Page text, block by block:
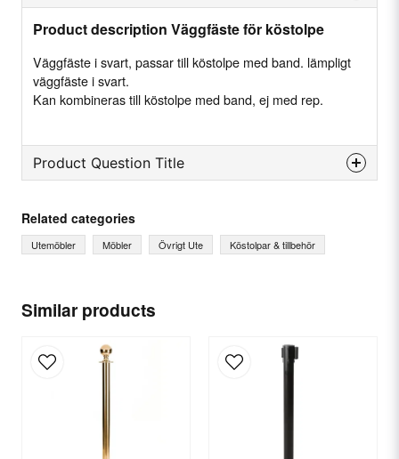
Similar products
Product description Väggfäste för köstolpe
Väggfäste i svart, passar till köstolpe med band. lämpligt
väggfäste i svart.
Kan kombineras till köstolpe med band, ej med rep.
Product Question Title
Ask us something about this product...
Name
email
Email
Related categories
Utemöbler Möbler Övrigt Ute Köstolpar & tillbehör